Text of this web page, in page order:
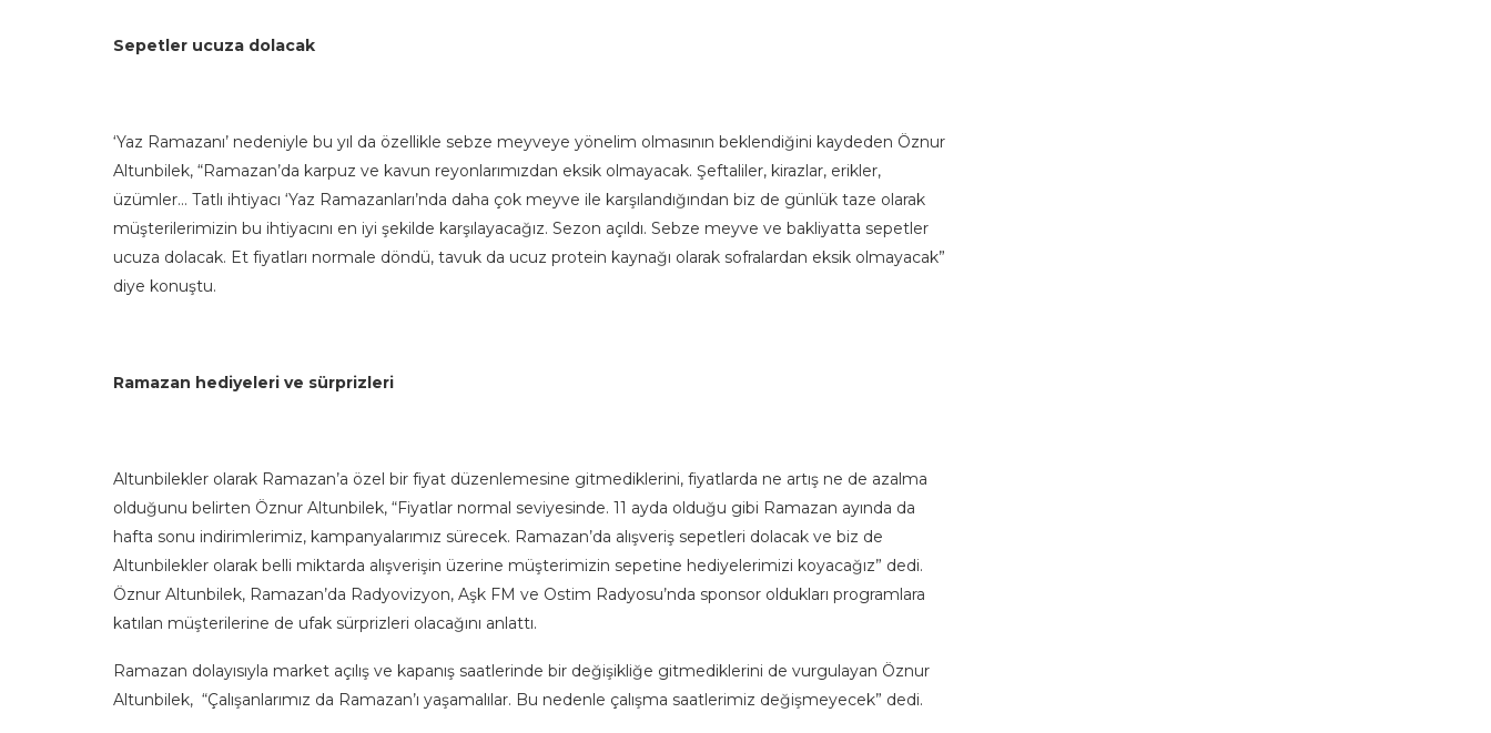
Sepetler ucuza dolacak
‘Yaz Ramazanı’ nedeniyle bu yıl da özellikle sebze meyveye yönelim olmasının beklendiğini kaydeden Öznur
Altunbilek, “Ramazan’da karpuz ve kavun reyonlarımızdan eksik olmayacak. Şeftaliler, kirazlar, erikler,
üzümler… Tatlı ihtiyacı ‘Yaz Ramazanları’nda daha çok meyve ile karşılandığından biz de günlük taze olarak
müşterilerimizin bu ihtiyacını en iyi şekilde karşılayacağız. Sezon açıldı. Sebze meyve ve bakliyatta sepetler
ucuza dolacak. Et fiyatları normale döndü, tavuk da ucuz protein kaynağı olarak sofralardan eksik olmayacak”
diye konuştu.
Ramazan hediyeleri ve sürprizleri
Altunbilekler olarak Ramazan’a özel bir fiyat düzenlemesine gitmediklerini, fiyatlarda ne artış ne de azalma
olduğunu belirten Öznur Altunbilek, “Fiyatlar normal seviyesinde. 11 ayda olduğu gibi Ramazan ayında da
hafta sonu indirimlerimiz, kampanyalarımız sürecek. Ramazan’da alışveriş sepetleri dolacak ve biz de
Altunbilekler olarak belli miktarda alışverişin üzerine müşterimizin sepetine hediyelerimizi koyacağız” dedi.
Öznur Altunbilek, Ramazan’da Radyovizyon, Aşk FM ve Ostim Radyosu’nda sponsor oldukları programlara
katılan müşterilerine de ufak sürprizleri olacağını anlattı.
Ramazan dolayısıyla market açılış ve kapanış saatlerinde bir değişikliğe gitmediklerini de vurgulayan Öznur
Altunbilek, “Çalışanlarımız da Ramazan’ı yaşamalılar. Bu nedenle çalışma saatlerimiz değişmeyecek” dedi.